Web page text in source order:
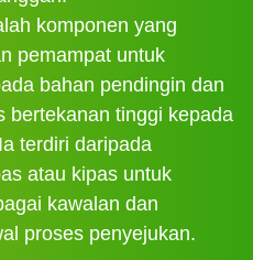
komponen yang
pemampat untuk
bahan pendingin dan
bertekanan tinggi kepada
terdiri daripada
atau kipas untuk
kawalan dan
proses penyejukan.